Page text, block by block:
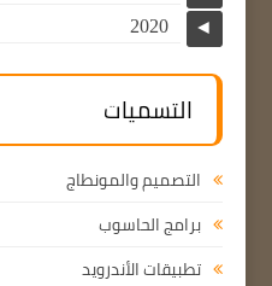
◄
2020
التسميات
التصميم والمونطاج
برامج الحاسوب
تطبيقات الأندرويد